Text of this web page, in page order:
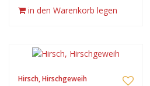
in den Warenkorb legen
Hirsch, Hirschgeweih